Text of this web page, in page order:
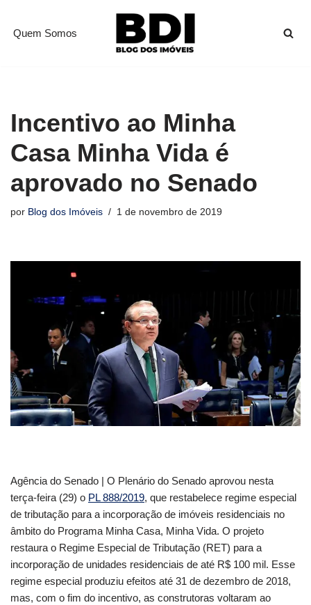
Pular
Quem Somos
Incentivo ao Minha
Casa Minha Vida é
aprovado no Senado
por Blog dos Imóveis 1 de novembro de 2019
Agência do Senado | O Plenário do Senado aprovou nesta
terça-feira (29) o PL 888/2019, que restabelece regime especial
de tributação para a incorporação de imóveis residenciais no
âmbito do Programa Minha Casa, Minha Vida. O projeto
restaura o Regime Especial de Tributação (RET) para a
incorporação de unidades residenciais de até R$ 100 mil. Esse
regime especial produziu efeitos até 31 de dezembro de 2018,
mas, com o fim do incentivo, as construtoras voltaram ao